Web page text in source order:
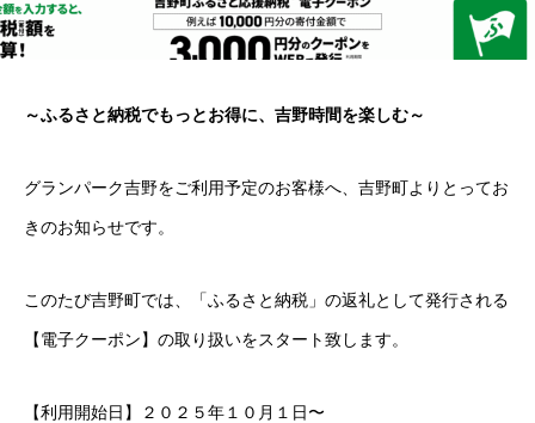
～ふるさと納税でもっとお得に、吉野時間を楽しむ～
グランパーク吉野をご利用予定のお客様へ、吉野町よりとってお
きのお知らせです。
このたび吉野町では、「ふるさと納税」の返礼として発行される
【電子クーポン】の取り扱いをスタート致します。
【利用開始日】２０２５年１０月１日〜